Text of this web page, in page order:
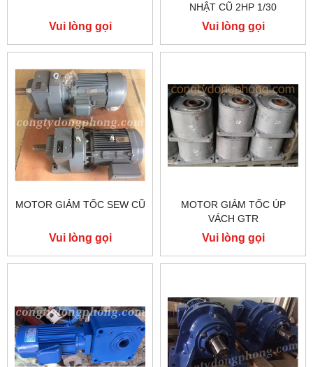
Vui lòng gọi
NHẬT CŨ 2HP 1/30
Vui lòng gọi
MOTOR GIẢM TỐC SEW CŨ
Vui lòng gọi
MOTOR GIẢM TỐC ÚP
VÁCH GTR
Vui lòng gọi